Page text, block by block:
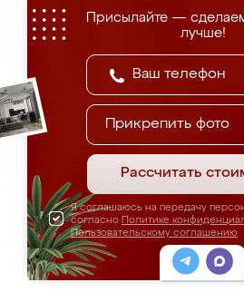
Присылайте —
лучше!
Прикрепить фото
Рассчитать
Я соглашаюсь на передачу
согласно Политике
Пользовательскому соглашению